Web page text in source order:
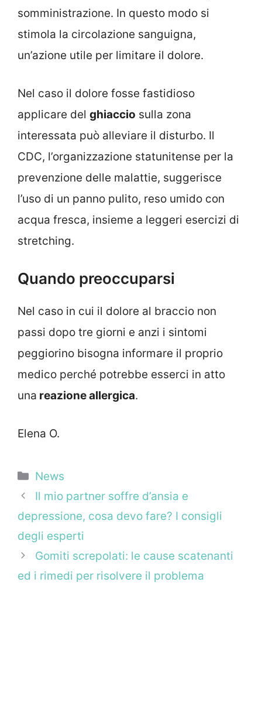
somministrazione. In questo modo si
stimola la circolazione sanguigna,
un’azione utile per limitare il dolore.
Nel caso il dolore fosse fastidioso
applicare del ghiaccio sulla zona
interessata può alleviare il disturbo. Il
CDC, l’organizzazione statunitense per la
prevenzione delle malattie, suggerisce
l’uso di un panno pulito, reso umido con
acqua fresca, insieme a leggeri esercizi di
stretching.
Quando preoccuparsi
Nel caso in cui il dolore al braccio non
passi dopo tre giorni e anzi i sintomi
peggiorino bisogna informare il proprio
medico perché potrebbe esserci in atto
una reazione allergica.
Elena O.
Categorie
News
Il mio partner soffre d’ansia e
depressione, cosa devo fare? I consigli
degli esperti
Gomiti screpolati: le cause scatenanti
ed i rimedi per risolvere il problema